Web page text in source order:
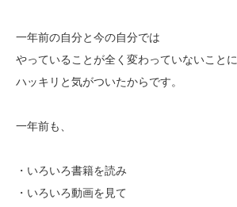
一年前の自分と今の自分では
やっていることが全く変わっていないことに
ハッキリと気がついたからです。
一年前も、
・いろいろ書籍を読み
・いろいろ動画を見て